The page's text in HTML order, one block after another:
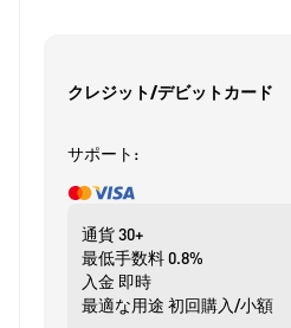
クレジット/デビットカード
サポート:
通貨30+
最低手数料0.8%
入金 即時
最適な用途 初回購入/小額